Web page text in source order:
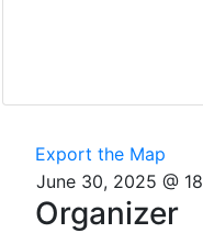
Export the Map
June 30, 2025 @
Organizer